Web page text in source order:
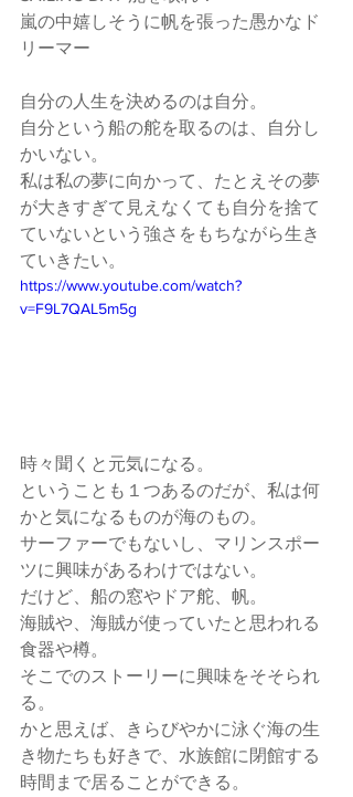
嵐の中嬉しそうに帆を張った愚かなド
リーマー
自分の人生を決めるのは自分。
自分という船の舵を取るのは、自分し
かいない。
私は私の夢に向かって、たとえその夢
が大きすぎて見えなくても自分を捨て
ていないという強さをもちながら生き
ていきたい。
https://www.youtube.com/watch?
v=F9L7QAL5m5g
時々聞くと元気になる。
ということも１つあるのだが、私は何
かと気になるものが海のもの。
サーファーでもないし、マリンスポー
ツに興味があるわけではない。
だけど、船の窓やドア舵、帆。
海賊や、海賊が使っていたと思われる
食器や樽。
そこでのストーリーに興味をそそられ
る。
かと思えば、きらびやかに泳ぐ海の生
き物たちも好きで、水族館に閉館する
時間まで居ることができる。